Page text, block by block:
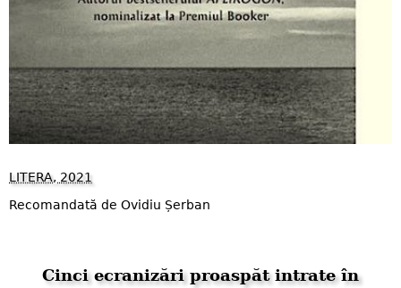
LITERA, 2021
Recomandată de Ovidiu Șerban
Cinci ecranizări proaspăt intrate în